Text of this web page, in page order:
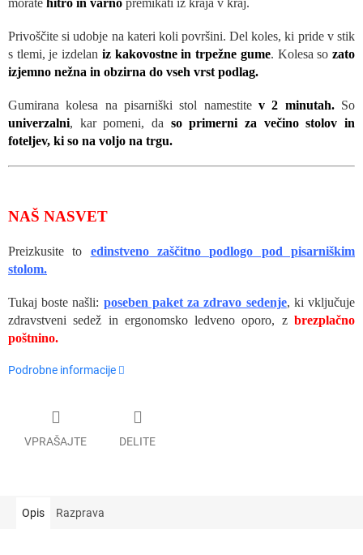
morate hitro in varno premikati iz kraja v kraj.
Privoščite si udobje na kateri koli površini. Del koles, ki pride v stik
s tlemi, je izdelan iz kakovostne in trpežne gume. Kolesa sozato
izjemno nežna in obzirna do vseh vrst podlag.
Gumirana kolesa na pisarniški stol namestite v 2 minutah.So
univerzalni, kar pomeni, da so primerni za večino stolov in
foteljev, ki so na voljo na trgu.
NAŠ NASVET
Preizkusite to edinstveno zaščitno podlogo pod pisarniškim
stolom.
Tukaj boste našli: poseben paket za zdravo sedenje, ki vključuje
zdravstveni sedež in ergonomsko ledveno oporo, z brezplačno
poštnino.
Podrobne informacije
VPRAŠAJTE DELITE
Opis Razprava